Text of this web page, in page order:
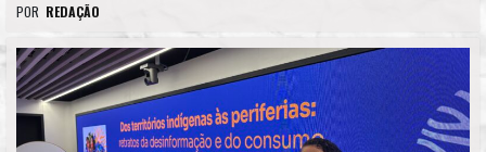
POR REDAÇÃO